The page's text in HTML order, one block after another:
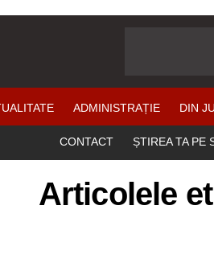
ADMINISTRAȚIE DIN
CONTACT ȘTIREA TA PE
Articolele